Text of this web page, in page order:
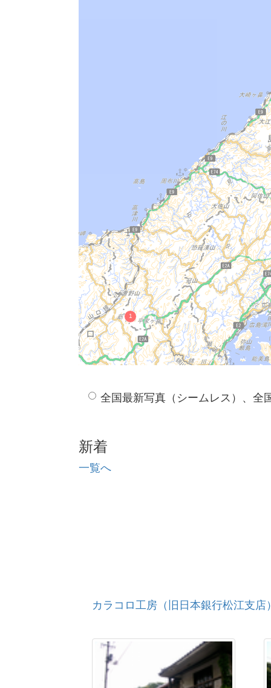
全国最新写真（シームレス）、全
新着
一覧へ
カラコロ工房（旧日本銀行松江支店